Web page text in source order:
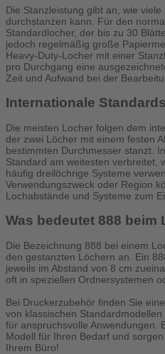
Die Stanzleistung gibt an, wie
durchstanzen kann. Für den
Standardlocher, der bis zu 30
jedoch regelmäßig große
Heavy-Duty-Locher mit einer
pro Durchgang eine
Zeit und Aufwand bei der
Internationale
Die meisten Locher folgen dem
der zwei Löcher mit einem festen
bestimmten Durchmesser stanzt.
Standard am weitesten verbreitet,
häufig dreilöchrige Systeme
Verwendungszweck oder Region
Lochabstände und Systeme zum
Was bedeutet 888 beim
Die Bezeichnung 888 bei einem
den gestanzten Löchern an. Ein
jeweils im Abstand von 8 cm
oft in speziellen Ordnersystemen
Bei Druckerzubehör finden Sie
von klassischen
für anspruchsvolle Anwendungen.
Modell für Ihren Bedarf und
Ihrem Büro!